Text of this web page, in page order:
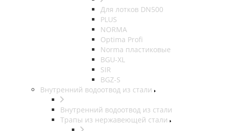
Для лотков DN500
PLUS
NORMA
Optima Profi
Norma пластиковые
BGU-XL
SIR
BGZ-S
Внутренний водоотвод из стали
Внутренний водоотвод из стали
Трапы из нержавеющей стали